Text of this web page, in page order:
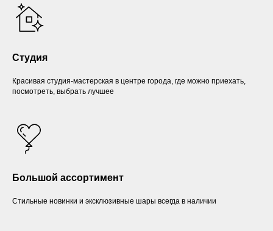
Студия
Красивая студия-мастерская в центре города, где можно приехать,
посмотреть, выбрать лучшее
Большой ассортимент
Стильные новинки и эксклюзивные шары всегда в наличии